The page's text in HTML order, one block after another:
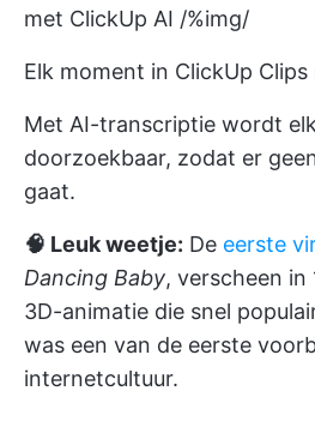
met ClickUp AI /%img/
Elk moment in ClickUp
Met AI-transcriptie wordt
doorzoekbaar, zodat er
gaat.
🧠 Leuk weetje: De eerste
Dancing Baby, verscheen in
3D-animatie die snel
was een van de eerste
internetcultuur.